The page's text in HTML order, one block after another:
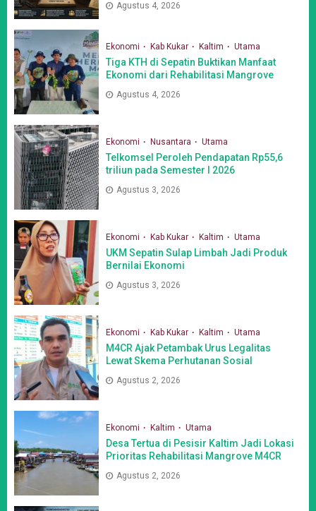
Agustus 4, 2026
Ekonomi Kab Kukar Kaltim Utama
Tiga KTH di Sepatin Buktikan Manfaat
Ekonomi dari Rehabilitasi Mangrove
Agustus 4, 2026
Ekonomi Nusantara Utama
Telkomsel Peroleh Pendapatan Rp55,6
triliun pada Semester I 2026
Agustus 3, 2026
Ekonomi Kab Kukar Kaltim Utama
UKM Sepatin Sulap Limbah Jadi Produk
Bernilai Ekonomi
Agustus 3, 2026
Ekonomi Kab Kukar Kaltim Utama
M4CR Ajak Petambak Urus Legalitas
Lewat Skema Perhutanan Sosial
Agustus 2, 2026
Ekonomi Kaltim Utama
Desa Tertua di Pesisir Kaltim Jadi Lokasi
Prioritas Rehabilitasi Mangrove M4CR
Agustus 2, 2026